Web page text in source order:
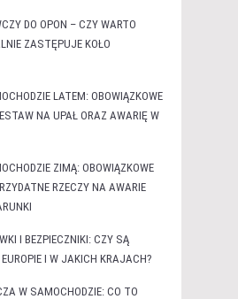
DO OPON – CZY WARTO
ZASTĘPUJE KOŁO
LATEM: OBOWIĄZKOWE
NA UPAŁ ORAZ AWARIĘ W
ZIMĄ: OBOWIĄZKOWE
RZECZY NA AWARIE
I BEZPIECZNIKI: CZY SĄ
I W JAKICH KRAJACH?
W SAMOCHODZIE: CO TO